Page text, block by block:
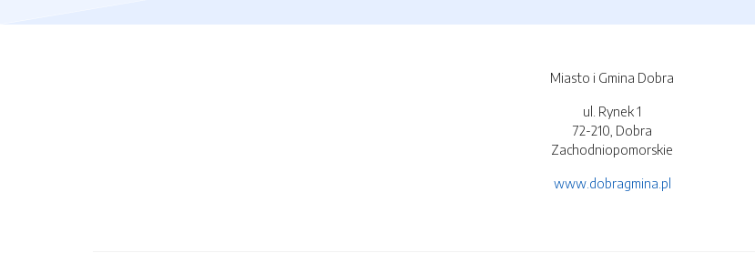
Miasto i Gmina Dobra
ul. Rynek 1
72-210, Dobra
Zachodniopomorskie
www.dobragmina.pl